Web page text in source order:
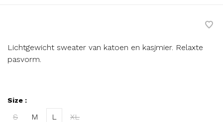
Lichtgewicht sweater van katoen en kasjmier. Relaxte
pasvorm.
Size :
S M L XL